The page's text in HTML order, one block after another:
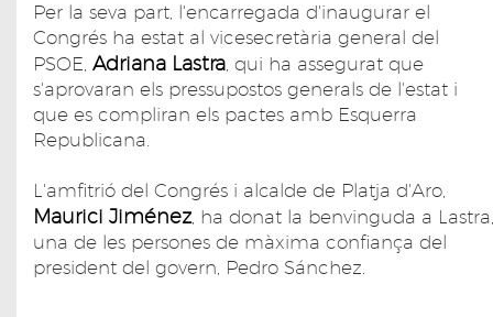
Per la seva part, l'encarregada d'inaugurar el
Congrés ha estat al vicesecretària general del
PSOE, Adriana Lastra, qui ha assegurat que
s'aprovaran els pressupostos generals de l'estat i
que es compliran els pactes amb Esquerra
Republicana.
L'amfitrió del Congrés i alcalde de Platja d'Aro,
Maurici Jiménez, ha donat la benvinguda a Lastra,
una de les persones de màxima confiança del
president del govern, Pedro Sánchez.